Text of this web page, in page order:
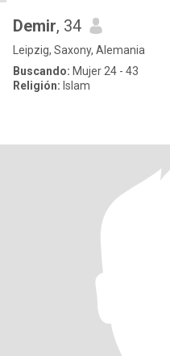
Demir, 34
Leipzig, Saxony, Alemania
Buscando: Mujer 24 - 43
Religión: Islam